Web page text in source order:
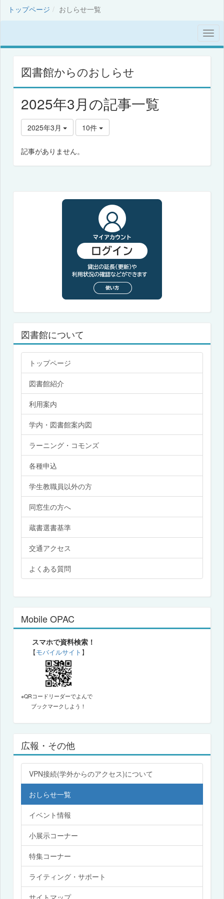
トップページ おしらせ一覧
図書館からのおしらせ
2025年3月の記事一覧
2025年3月 10件
記事がありません。
図書館について
トップページ
図書館紹介
利用案内
学内・図書館案内図
ラーニング・コモンズ
各種申込
学生教職員以外の方
同窓生の方へ
蔵書選書基準
交通アクセス
よくある質問
Mobile OPAC
スマホで資料検索！
【モバイルサイト 】
※QRコードリーダーでよんで
ブックマークしよう！
広報・その他
VPN接続(学外からのアクセス)について
おしらせ一覧
イベント情報
小展示コーナー
特集コーナー
ライティング・サポート
サイトマップ